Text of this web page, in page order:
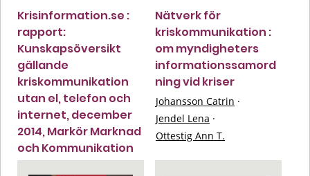
Krisinformation.se :
rapport:
Kunskapsöversikt
gällande
kriskommunikation
utan el, telefon och
internet, december
2014, Markör Marknad
och Kommunikation
Nätverk för
kriskommunikation :
om myndigheters
informationssamord
ning vid kriser
Johansson Catrin ·
Jendel Lena ·
Ottestig Ann T.